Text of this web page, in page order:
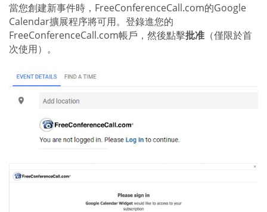
當您創建新事件時，FreeConferenceCall.com的Google
Calendar擴展程序將可用。登錄進您的
FreeConferenceCall.com帳戶，然後點擊批准 （僅限於首
次使用）。